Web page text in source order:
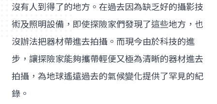
沒有人到得了的地方。在過去因為缺乏好的攝影技
術及照明設備，即使探險家們發現了這些地方，也
沒辦法把器材帶進去拍攝。而現今由於科技的進
步，讓探險家能夠攜帶輕便又極為清晰的器材進去
拍攝，為地球遙遠過去的氣候變化提供了罕見的紀
錄。